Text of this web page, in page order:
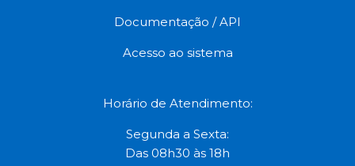
Documentação / API
Acesso ao sistema
Horário de Atendimento:
Segunda a Sexta:
Das 08h30 às 18h